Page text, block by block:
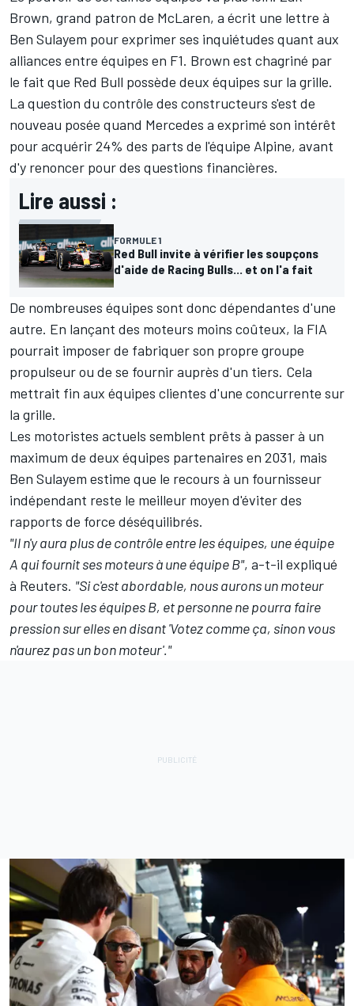
Brown, grand patron de McLaren, a écrit une lettre à
Ben Sulayem pour exprimer ses inquiétudes quant aux
alliances entre équipes en F1. Brown est chagriné par
le fait que Red Bull possède deux équipes sur la grille.
La question du contrôle des constructeurs s'est de
nouveau posée quand Mercedes a exprimé son intérêt
pour acquérir 24% des parts de l'équipe Alpine, avant
d'y renoncer pour des questions financières.
Lire aussi :
FORMULE 1
Red Bull invite à vérifier les soupçons
d'aide de Racing Bulls... et on l'a fait
De nombreuses équipes sont donc dépendantes d'une
autre. En lançant des moteurs moins coûteux, la FIA
pourrait imposer de fabriquer son propre groupe
propulseur ou de se fournir auprès d'un tiers. Cela
mettrait fin aux équipes clientes d'une concurrente sur
la grille.
Les motoristes actuels semblent prêts à passer à un
maximum de deux équipes partenaires en 2031, mais
Ben Sulayem estime que le recours à un fournisseur
indépendant reste le meilleur moyen d'éviter des
rapports de force déséquilibrés.
"Il n'y aura plus de contrôle entre les équipes, une équipe
A qui fournit ses moteurs à une équipe B", a-t-il expliqué
à Reuters. "Si c'est abordable, nous aurons un moteur
pour toutes les équipes B, et personne ne pourra faire
pression sur elles en disant 'Votez comme ça, sinon vous
n'aurez pas un bon moteur'."